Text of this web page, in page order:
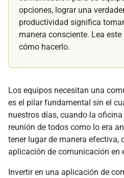
opciones, lograr una
productividad significa
manera consciente. Lea
cómo hacerlo.
Los equipos necesitan una
es el pilar fundamental sin el
nuestros días, cuando la
reunión de todos como lo era
tener lugar de manera efectiva,
aplicación de comunicación en
Invertir en una aplicación de